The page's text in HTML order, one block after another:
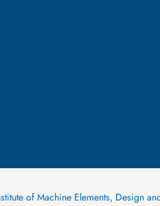
of Machine Elements, Design